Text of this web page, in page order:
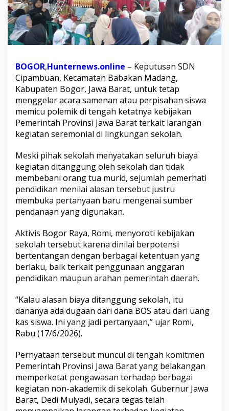
r
D
i
a
b
k
a
n
?
D
N
C
p
a
m
b
u
a
n
T
t
a
p
G
e
l
r
S
a
m
a
n
,
S
u
m
BOGOR,Hunternews.online – Keputusan SDN
Cipambuan, Kecamatan Babakan Madang,
Kabupaten Bogor, Jawa Barat, untuk tetap
menggelar acara samenan atau perpisahan siswa
memicu polemik di tengah ketatnya kebijakan
Pemerintah Provinsi Jawa Barat terkait larangan
kegiatan seremonial di lingkungan sekolah.
Meski pihak sekolah menyatakan seluruh biaya
kegiatan ditanggung oleh sekolah dan tidak
membebani orang tua murid, sejumlah pemerhati
pendidikan menilai alasan tersebut justru
membuka pertanyaan baru mengenai sumber
pendanaan yang digunakan.
Aktivis Bogor Raya, Romi, menyoroti kebijakan
sekolah tersebut karena dinilai berpotensi
bertentangan dengan berbagai ketentuan yang
berlaku, baik terkait penggunaan anggaran
pendidikan maupun arahan pemerintah daerah.
“Kalau alasan biaya ditanggung sekolah, itu
dananya ada dugaan dari dana BOS atau dari uang
kas siswa. Ini yang jadi pertanyaan,” ujar Romi,
Rabu (17/6/2026).
Pernyataan tersebut muncul di tengah komitmen
Pemerintah Provinsi Jawa Barat yang belakangan
memperketat pengawasan terhadap berbagai
kegiatan non-akademik di sekolah. Gubernur Jawa
Barat, Dedi Mulyadi, secara tegas telah